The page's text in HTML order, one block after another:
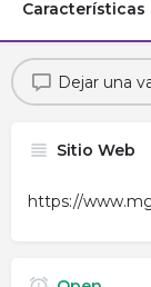
Características
Dejar una
Sitio Web
https://